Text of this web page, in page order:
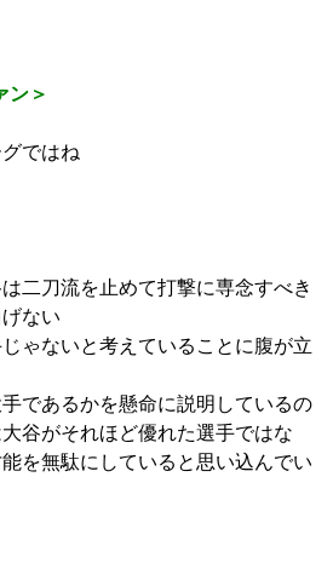
ン＞
ではね
二刀流を止めて打撃に専念すべき
ない
ゃないと考えていることに腹が立
であるかを懸命に説明しているの
谷がそれほど優れた選手ではな
を無駄にしていると思い込んでい